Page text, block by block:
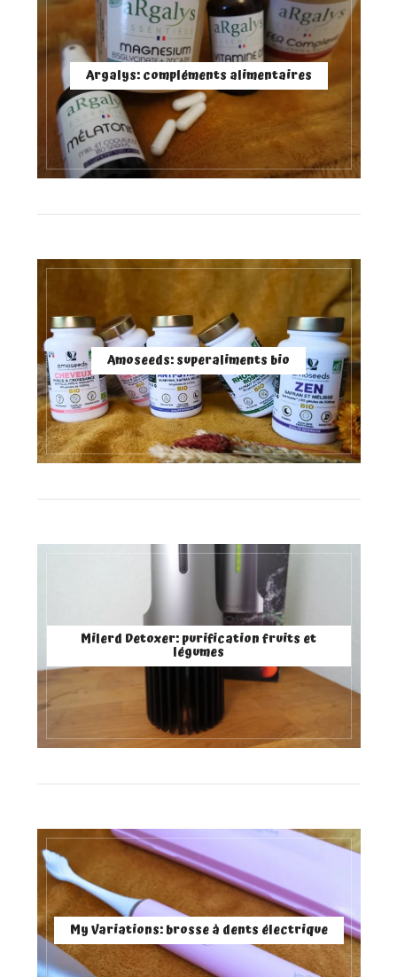
Argalys: compléments alimentaires
Amoseeds: superaliments bio
Milerd Detoxer: purification fruits et
légumes
My Variations: brosse à dents électrique